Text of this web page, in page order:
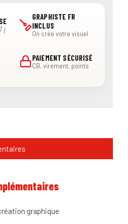
j
GRAPHISTE FR
INCLUS
On crée votre visuel
PAIEMENT SÉCURISÉ
CB, virement, points
graphique